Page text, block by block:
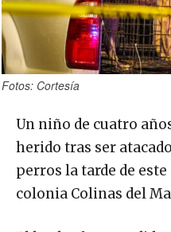
Fotos: Cortesía
Un niño de cuatro
herido tras ser
perros la tarde de
colonia Colinas del